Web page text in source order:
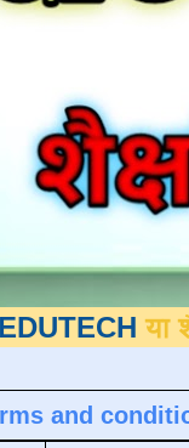
या शैक्षणिक
and